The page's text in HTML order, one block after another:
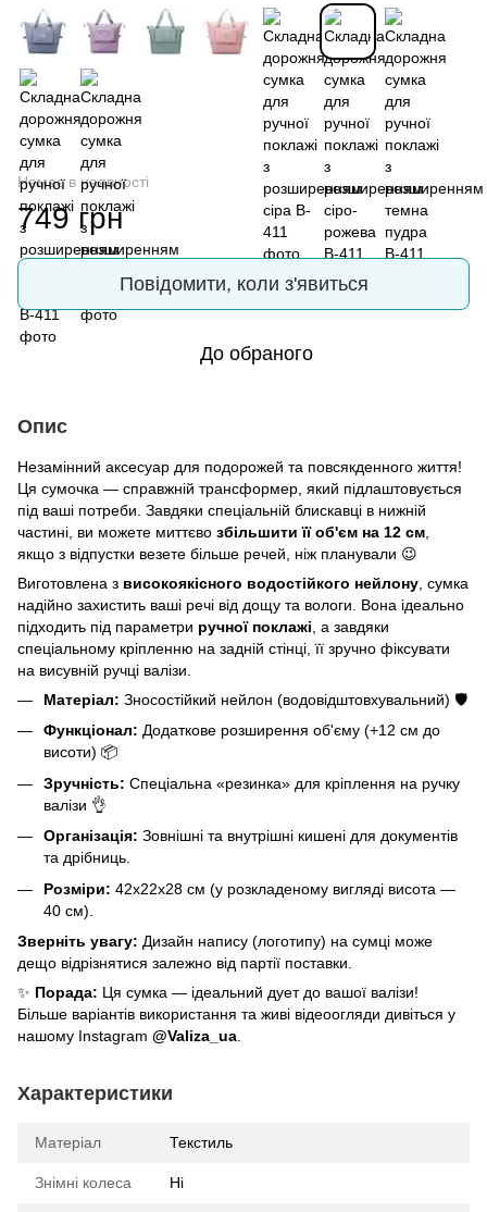
Немає в наявності
749 грн
Повідомити, коли з'явиться
До обраного
Опис
Незамінний аксесуар для подорожей та повсякденного життя!
Ця сумочка — справжній трансформер, який підлаштовується
під ваші потреби. Завдяки спеціальній блискавці в нижній
частині, ви можете миттєво збільшити її об'єм на 12 см
якщо з відпустки везете більше речей, ніж планували 😉
Виготовлена з високоякісного водостійкого нейлону , сумка
надійно захистить ваші речі від дощу та вологи. Вона ідеально
підходить під параметри ручної поклажі , а завдяки
спеціальному кріпленню на задній стінці, її зручно фіксувати
на висувній ручці валізи.
Матеріал: Зносостійкий нейлон (водовідштовхувальний) 🛡️
Функціонал: Додаткове розширення об'єму (+12 см до
висоти) 📦
Зручність: Спеціальна «резинка» для кріплення на ручку
валізи 👌
Організація: Зовнішні та внутрішні кишені для документів
та дрібниць.
Розміри: 42х22х28 см (у розкладеному вигляді висота —
40 см).
Зверніть увагу: Дизайн напису (логотипу) на сумці може
дещо відрізнятися залежно від партії поставки.
✨ Порада: Ця сумка — ідеальний дует до вашої валізи!
Більше варіантів використання та живі відеоогляди дивіться у
нашому Instagram @Valiza_ua
Характеристики
Матеріал Текстиль
Знімні колеса Ні